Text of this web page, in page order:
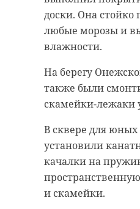
доски. Она стойко
любые морозы и
влажности.
На берегу
также были
скамейки-лежаки
В сквере для юных
установили
качалки на
и скамейки.
квадратных
возвести и
3 детских сада
на 1100 мест.
В Новосаратовке
появятся более
планировочные
полузамкнутой
застройкой и с
внутренним
в высотности
застройщик
В здании будет два
разместятся
помещениями
школы.
Для учеников
химии, физики,
мастерские. В
появится актовый
несколько
помещений и